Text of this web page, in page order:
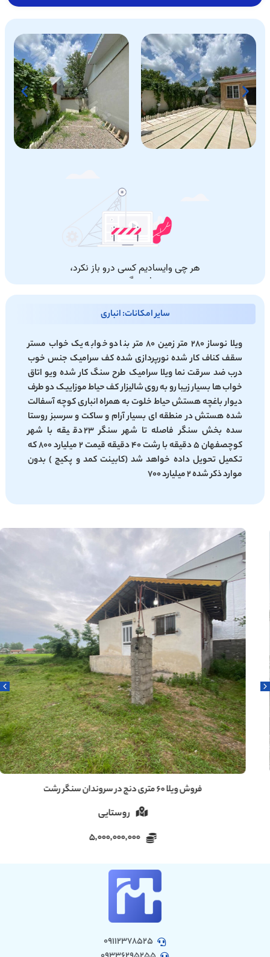
سایر امکانات: انباری
ویلا نوساز 280 متر زمین 80 متر بنا دو خوابه یک خواب مستر
سقف کناف کار شده نورپردازی شده کف سرامیک جنس خوب
درب ضد سرقت نما ویلا سرامیک طرح سنگ کار شده ویو اتاق
خواب ها بسیار زیبا رو به روی شالیزار کف حیاط موزاییک دو طرف
دیوار باغچه هستش حیاط خلوت به همراه انباری کوچه آسفالت
شده هستش در منطقه ای بسیار آرام و ساکت و سرسبز روستا
سده بخش سنگر فاصله تا شهر سنگر 23 دقیقه با شهر
کوچصفهان 5 دقیقه با رشت 40 دقیقه قیمت 2 میلیارد 800 که
تکمیل تحویل داده خواهد شد (کابینت کمد و پکیج ) بدون
موارد ذکر شده 2 میلیارد 700
فروش ویلا ۶۰ متری دنج در سروندان سنگر رشت
روستایی
5,000,000,000
09112378525